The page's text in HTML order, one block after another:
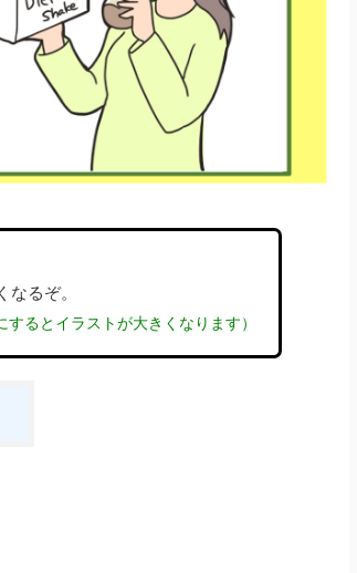
なるぞ。
るとイラストが大きくなります）